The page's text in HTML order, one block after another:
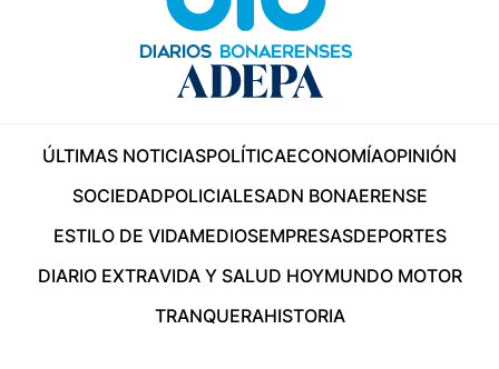
ÚLTIMAS NOTICIASPOLÍTICAECONOMÍAOPINIÓN
SOCIEDADPOLICIALESADN BONAERENSE
ESTILO DE VIDAMEDIOSEMPRESASDEPORTES
DIARIO EXTRAVIDA Y SALUD HOYMUNDO MOTOR
TRANQUERAHISTORIA